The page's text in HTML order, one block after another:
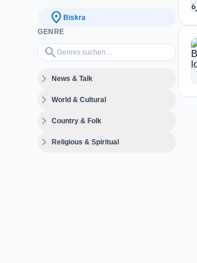
location_on Biskra
GENRE
search
Genres suchen…
expand_moreNews & Talk
expand_moreWorld & Cultural
expand_moreCountry & Folk
expand_moreReligious & Spiritual